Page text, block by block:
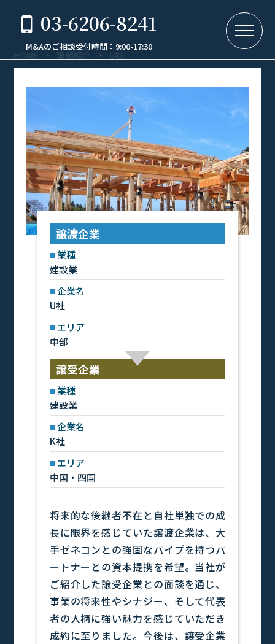
03-6206-8241
M&Aのご相談受付時間：9:00-17:30
譲渡企業
業種
建設業
企業名
U社
エリア
中部
譲受企業
業種
建設業
企業名
K社
エリア
中国・四国
将来的な後継者不在と自社単独での成
長に限界を感じていた譲渡企業は、大
手ゼネコンとの強固なパイプを持つパ
ートナーとの資本提携を希望。当社が
ご紹介した譲受企業との面談を通じ、
事業の将来性やシナジー、そして代表
者の人柄に強い魅力を感じていただき
成約に至りました。今後は、譲受企業